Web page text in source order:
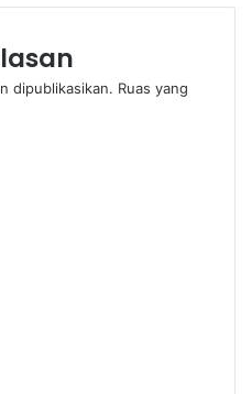
dipublikasikan. Ruas yang